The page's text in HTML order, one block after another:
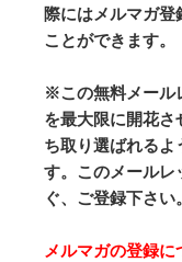
際にはメルマガ登
ことができます。
※この無料メール
を最大限に開花
ち取り選ばれるよ
す。このメールレ
ぐ、ご登録下さい。
メルマガの登録